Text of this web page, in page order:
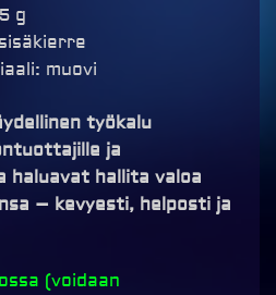
g
muovi
työkalu
ja
haluavat hallita valoa
– kevyesti, helposti ja
(voidaan